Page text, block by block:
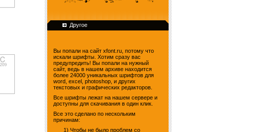
Другое
Вы попали на сайт xfont.ru, потому что
искали шрифты. Хотим сразу вас
предупредить! Вы попали на нужный
сайт, ведь в нашем архиве находится
более 24000 уникальных шрифтов для
word, excel, photoshop, и других
текстовых и графических редакторов.
Все шрифты лежат на нашем сервере и
доступны для скачивания в один клик.
Все это сделано по нескольким
причинам:
1) Чтобы не было проблем со